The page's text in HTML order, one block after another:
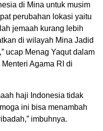
di Mina untuk musim
perubahan lokasi yaitu
jemaah kurang lebih
di wilayah Mina Jadid
ucap Menag Yaqut dalam
Agama RI di
haji Indonesia tidak
ini bisa menambah
imbuhnya.